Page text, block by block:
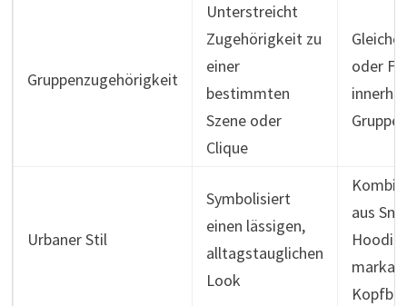
Gruppenzugehörigkeit
Unterstreicht
Zugehörigkeit zu
einer
bestimmten
Szene oder
Clique
Gleiche
oder
Gruppe
Urbaner Stil
Symbolisiert
einen lässigen,
alltagstauglichen
Look
aus